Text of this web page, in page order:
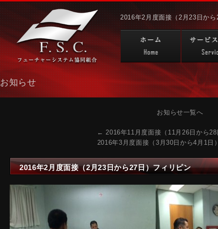
2016年2月度面接（2月23日か
ーシステム協同組合
お知らせ
お知らせ一覧へ
← 2016年11月度面接（11月26日から
2016年3月度面接（3月30日から4月1日
2016年2月度面接（2月23日から27日）フィリピン